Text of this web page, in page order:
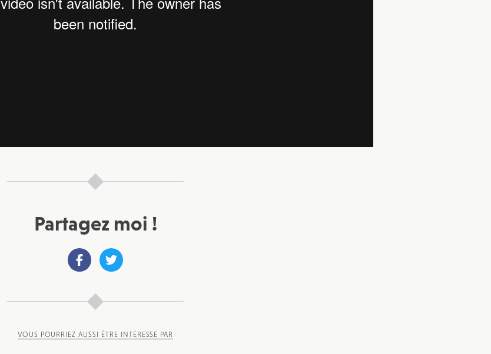
Partagez moi !
VOUS POURRIEZ AUSSI ÊTRE INTÉRESSÉ PAR